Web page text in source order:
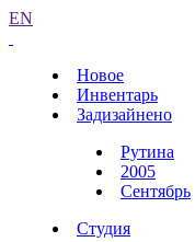
EN
Новое
Инвентарь
Задизайнено
Рутина
2005
Сентябрь
Студия